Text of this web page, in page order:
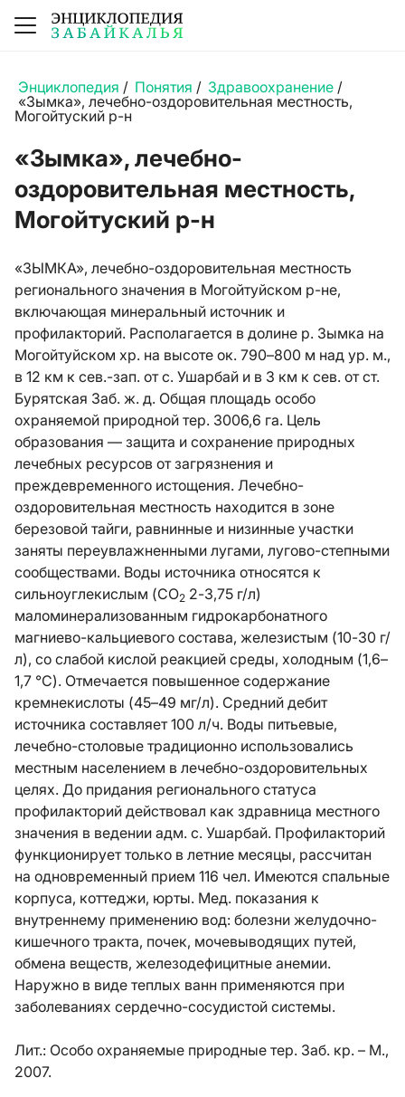
Энциклопедия / Понятия / Здравоохранение /
«Зымка», лечебно-оздоровительная местность,
Могойтуский р-н
«Зымка», лечебно-
оздоровительная местность,
Могойтуский р-н
«ЗЫМКА», лечебно-оздоровительная местность
регионального значения в Могойтуйском р-не,
включающая минеральный источник и
профилакторий. Располагается в долине р. Зымка на
Могойтуйском хр. на высоте ок. 790–800 м над ур. м.,
в 12 км к сев.-зап. от с. Ушарбай и в 3 км к сев. от ст.
Бурятская Заб. ж. д. Общая площадь особо
охраняемой природной тер. 3006,6 га. Цель
образования — защита и сохранение природных
лечебных ресурсов от загрязнения и
преждевременного истощения. Лечебно-
оздоровительная местность находится в зоне
березовой тайги, равнинные и низинные участки
заняты переувлажненными лугами, лугово-степными
сообществами. Воды источника относятся к
сильноуглекислым (СО2 2-3,75 г/л)
маломинерализованным гидрокарбонатного
магниево-кальциевого состава, железистым (10-30 г/
л), со слабой кислой реакцией среды, холодным (1,6–
1,7 °С). Отмечается повышенное содержание
кремнекислоты (45–49 мг/л). Средний дебит
источника составляет 100 л/ч. Воды питьевые,
лечебно-столовые традиционно использовались
местным населением в лечебно-оздоровительных
целях. До придания регионального статуса
профилакторий действовал как здравница местного
значения в ведении адм. с. Ушарбай. Профилакторий
функционирует только в летние месяцы, рассчитан
на одновременный прием 116 чел. Имеются спальные
корпуса, коттеджи, юрты. Мед. показания к
внутреннему применению вод: болезни желудочно-
кишечного тракта, почек, мочевыводящих путей,
обмена веществ, железодефицитные анемии.
Наружно в виде теплых ванн применяются при
заболеваниях сердечно-сосудистой системы.
Лит.: Особо охраняемые природные тер. Заб. кр. – М.,
2007.